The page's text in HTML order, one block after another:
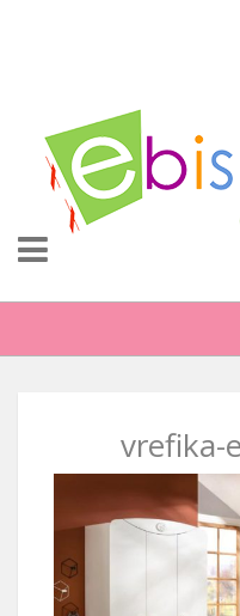
vrefika-